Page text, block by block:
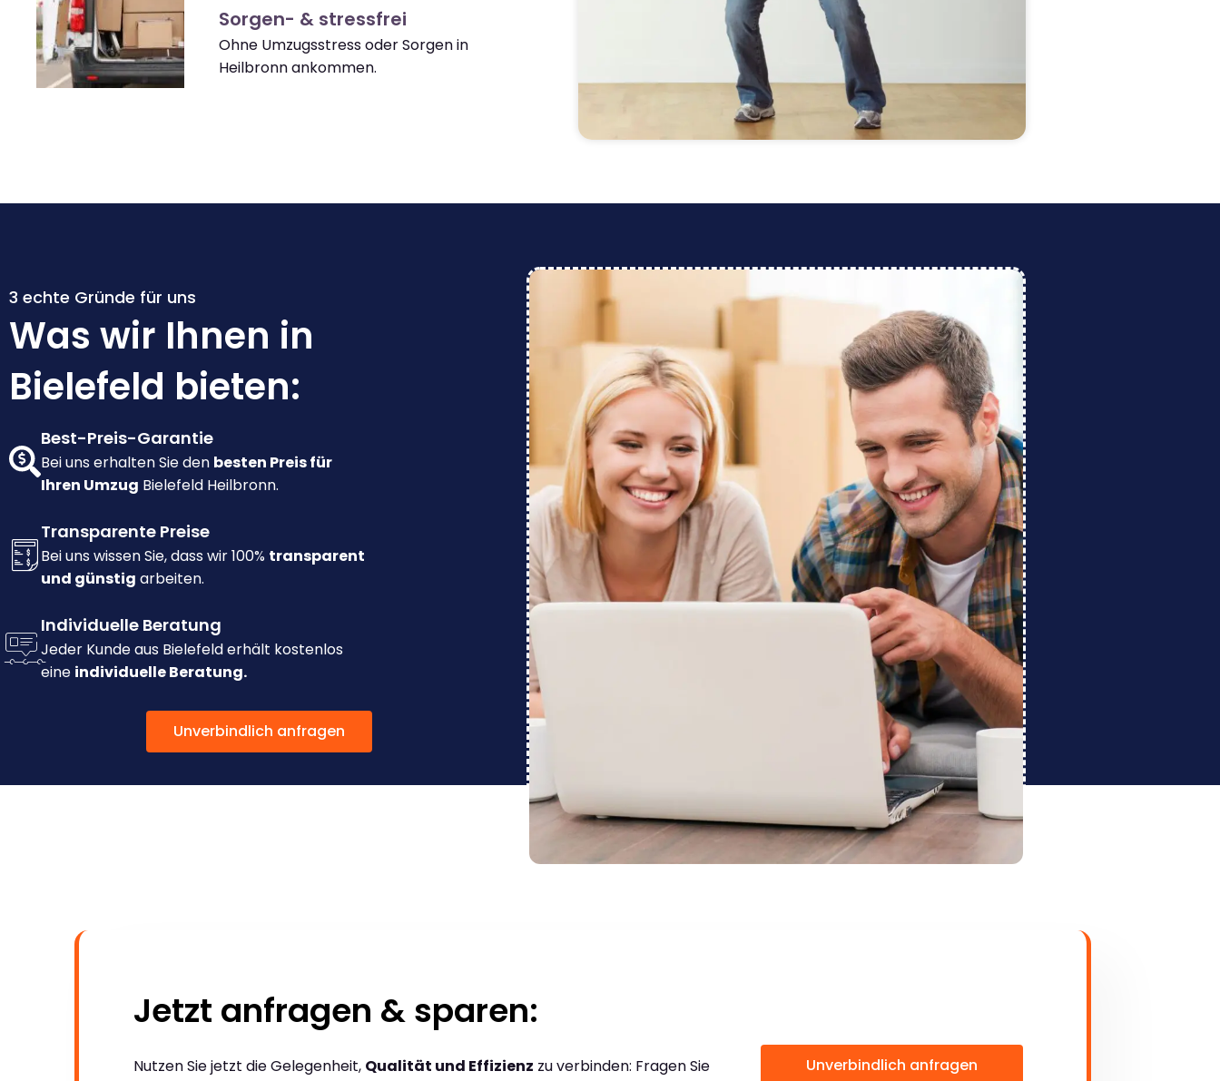
Sorgen- & stressfrei
Ohne Umzugsstress oder Sorgen in
Heilbronn ankommen.
3 echte Gründe für uns
Was wir Ihnen in
Bielefeld bieten:
Best-Preis-Garantie
Bei uns erhalten Sie den besten Preis für
Ihren Umzug Bielefeld Heilbronn.
Transparente Preise
Bei uns wissen Sie, dass wir 100% transparent
und günstig arbeiten.
Individuelle Beratung
Jeder Kunde aus Bielefeld erhält kostenlos
eine individuelle Beratung.
Unverbindlich anfragen
Jetzt anfragen & sparen:
Nutzen Sie jetzt die Gelegenheit, Qualität und Effizienz zu verbinden: Fragen Sie
Unverbindlich anfragen